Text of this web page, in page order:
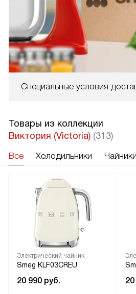
Специальные условия
Товары из коллекции
Виктория (Victoria) (313)
Все Холодильники Чайники
Электрический чайник
Smeg KLF03CREU
20 990 руб.